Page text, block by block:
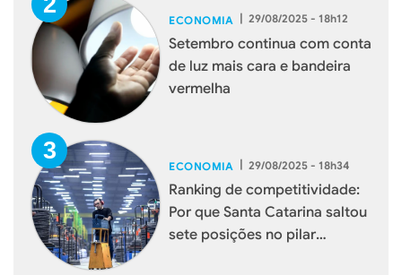
ECONOMIA | 29/08/2025 - 18h12
Setembro continua com conta
de luz mais cara e bandeira
vermelha
ECONOMIA | 29/08/2025 - 18h34
Ranking de competitividade:
Por que Santa Catarina saltou
sete posições no pilar